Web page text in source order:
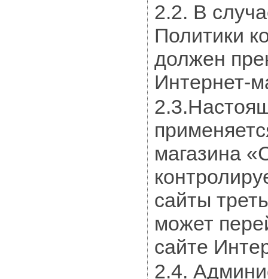
2.2. В
Политики
должен
Интернет-
магазина
сайты
может
сайте
2.4.